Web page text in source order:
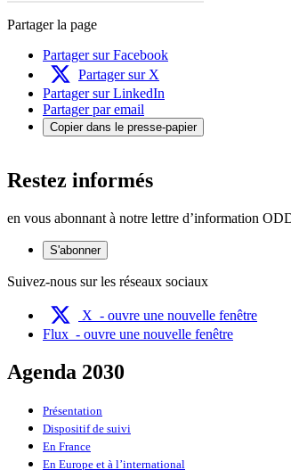
Partager la page
Partager sur Facebook
Partager sur X
Partager sur LinkedIn
Partager par email
Copier dans le presse-papier
Restez informés
en vous abonnant à notre lettre d’information
S'abonner
Suivez-nous sur les réseaux sociaux
X - ouvre une nouvelle fenêtre
Flux - ouvre une nouvelle fenêtre
Agenda 2030
Présentation
Dispositif de suivi
En France
En Europe et à l’international